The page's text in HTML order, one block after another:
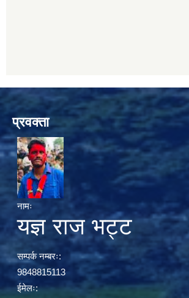
प्रवक्ता
नामः
यज्ञ राज भट्ट
सम्पर्क नम्बरः:
9848815113
ईमेलः: